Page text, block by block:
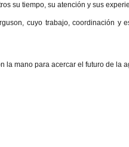
su tiempo, su atención y sus
cuyo trabajo, coordinación y
mano para acercar el futuro de la